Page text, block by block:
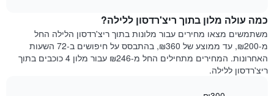
Y
המציגים
את
המחיר
הממוצע
מחיר
של
חדר
לכל
יום
כמה עולה מלון בתוך ריצ'רדסון ללילה?
משתמשים מצאו מחירים עבור מלונות בתוך ריצ'רדסון הלילה החל
מ-₪200, עד ממוצע של ₪360, בהתבסס על חיפושים ב-72 השעות
האחרונות. המחירים מתחילים החל מ-₪246 עבור מלון 4 כוכבים בתוך
ריצ'רדסון ללילה.